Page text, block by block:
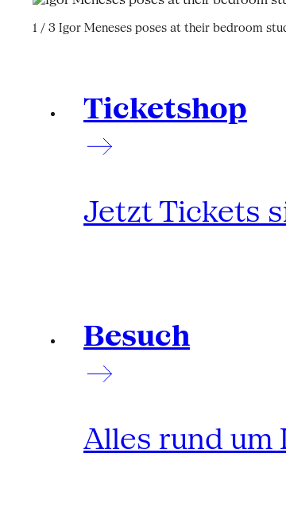
1 / 3 Igor Meneses poses at their bedroom
Ticketshop
Jetzt Tickets
Besuch
Alles rund um